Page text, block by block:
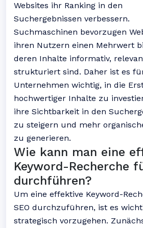
Websites ihr Ranking in den
Suchergebnissen verbessern.
Suchmaschinen bevorzugen
ihren Nutzern einen Mehrwert
deren Inhalte informativ,
strukturiert sind. Daher ist es
Unternehmen wichtig, in die
hochwertiger Inhalte zu
ihre Sichtbarkeit in den
zu steigern und mehr
zu generieren.
Wie kann man eine
Keyword-Recherche
durchführen?
Um eine effektive Keyword-
SEO durchzuführen, ist es
strategisch vorzugehen.